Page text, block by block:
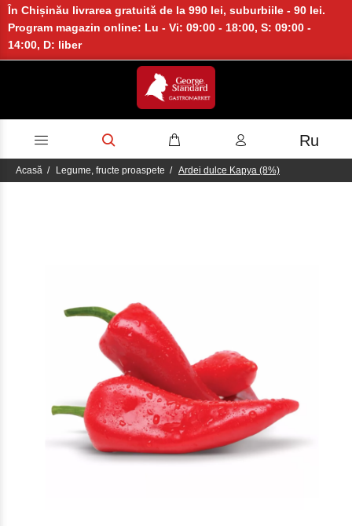
În Chișinău livrarea gratuită de la 990 lei, suburbiile - 90 lei.
Program magazin online: Lu - Vi: 09:00 - 18:00, S: 09:00 -
14:00, D: liber
Ru
Acasă Legume, fructe proaspete Ardei dulce Kapya (8%)